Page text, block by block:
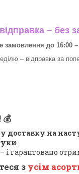
– без
до 16:00 –
– відправка за
💰
доставку на
.
і гарантовано
з усім